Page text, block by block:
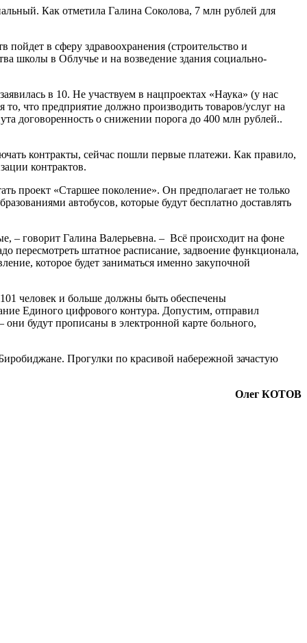
Как отметила Галина Соколова, 7 млн рублей для
в сферу здравоохранения (строительство и
школы в Облучье и на возведение здания социально-
в 10. Не участвуем в нацпроектах «Наука» (у нас
что предприятие должно производить товаров/услуг на
договоренность о снижении порога до 400 млн рублей..
контракты, сейчас пошли первые платежи. Как правило,
контрактов.
проект «Старшее поколение». Он предполагает не только
автобусов, которые будут бесплатно доставлять
– говорит Галина Валерьевна. – Всё происходит на фоне
пересмотреть штатное расписание, задвоение функционала,
которое будет заниматься именно закупочной
человек и больше должны быть обеспечены
Единого цифрового контура. Допустим, отправил
они будут прописаны в электронной карте больного,
Прогулки по красивой набережной зачастую
Олег КОТОВ